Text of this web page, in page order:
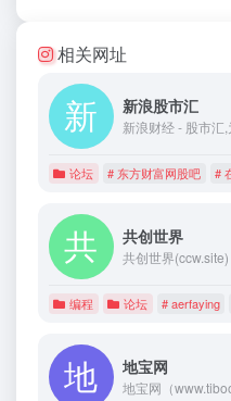
相关网址
新浪股市汇
论坛 # 东方财富网股吧 #
共创世界
编程 论坛 # aerfaying
地宝网